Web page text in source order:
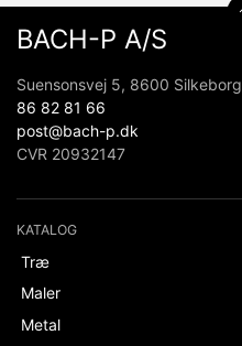
BACH-P A/S
Suensonsvej 5, 8600 Silkeborg
86 82 81 66
post@bach-p.dk
CVR 20932147
KATALOG
Træ
Maler
Metal